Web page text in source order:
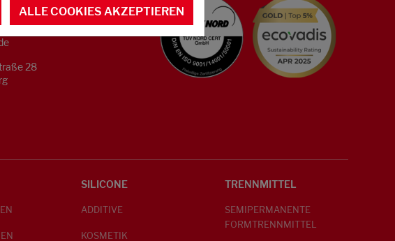
733 62 - 0
28
SILICONE
ADDITIVE
KOSMETIK
TRENNMITTEL
SEMIPERMANENTE
FORMTRENNMITTEL
ALLE COOKIES AKZEPTIEREN